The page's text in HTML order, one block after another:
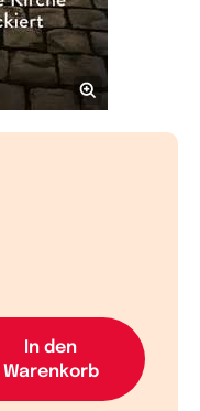
In den
Warenkorb